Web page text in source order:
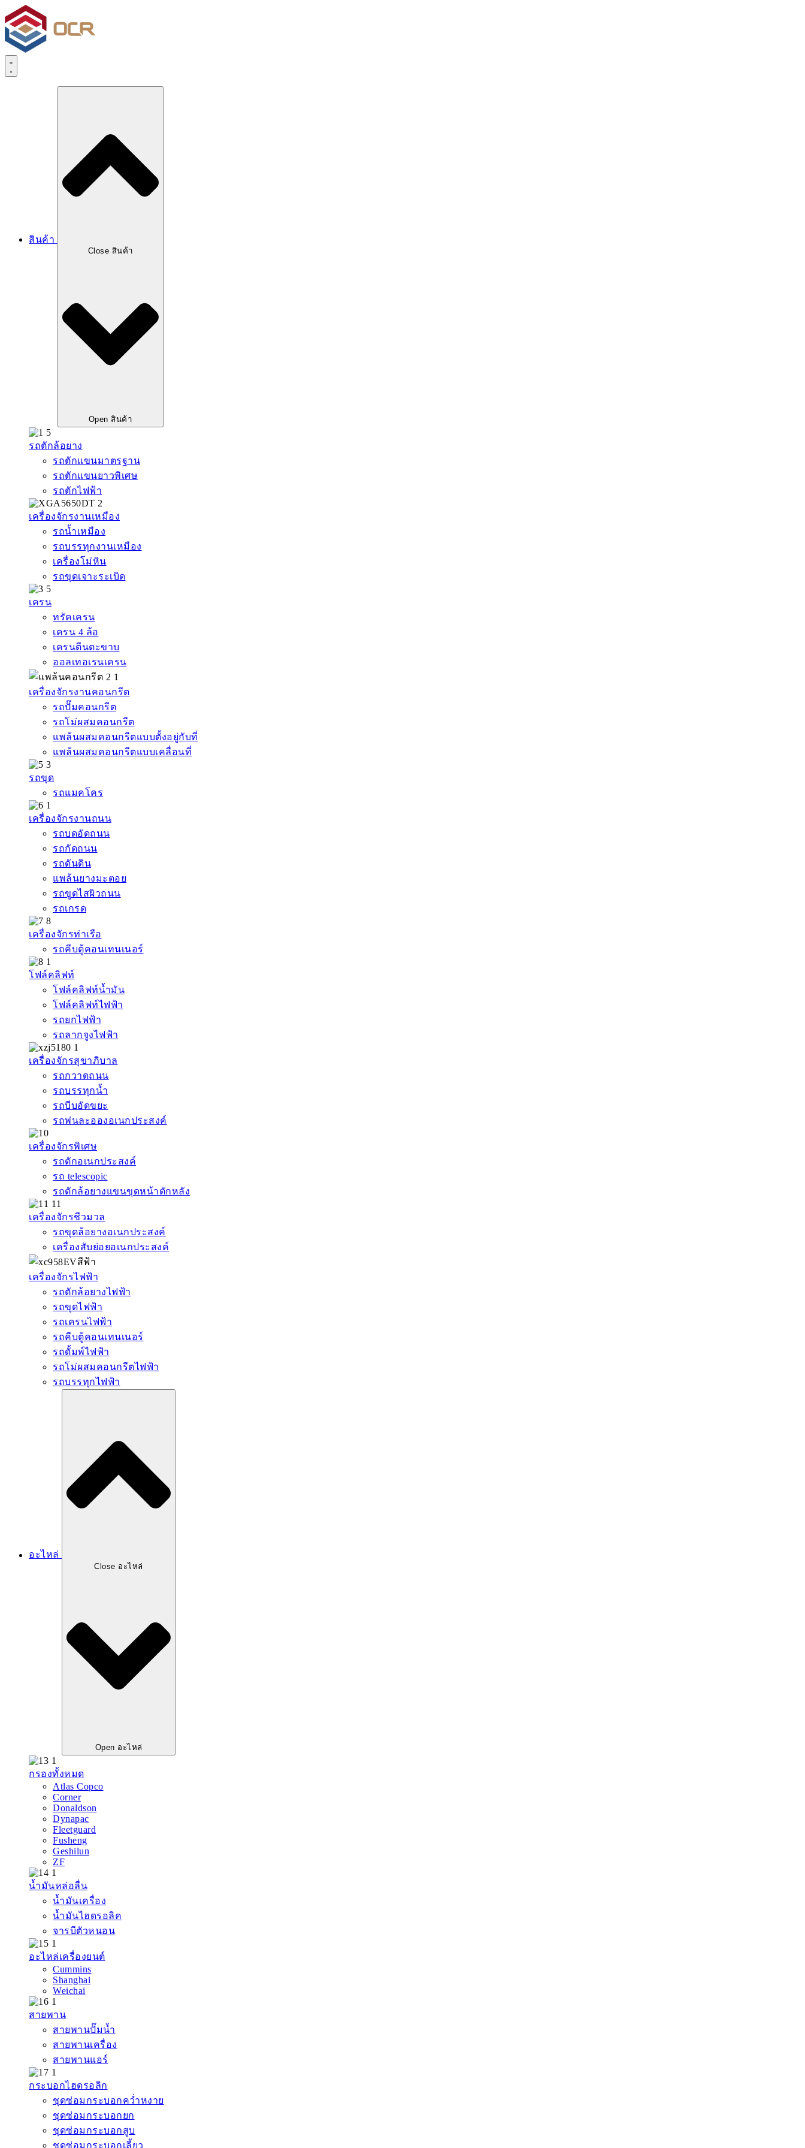
Skip
to
content
สินค้า
Close สินค้า
Open สินค้า
รถตักล้อยาง
รถตักแขนมาตรฐาน
รถตักแขนยาวพิเศษ
รถตักไฟฟ้า
เครื่องจักรงานเหมือง
รถน้ำเหมือง
รถบรรทุกงานเหมือง
เครื่องโม่หิน
รถขุดเจาะระเบิด
เครน
ทรัคเครน
เครน 4 ล้อ
เครนตีนตะขาบ
ออลเทอเรนเครน
เครื่องจักรงานคอนกรีต
รถปั๊มคอนกรีต
รถโม่ผสมคอนกรีต
แพล้นผสมคอนกรีตแบบตั้งอยู่กับที่
แพล้นผสมคอนกรีตแบบเคลื่อนที่
รถขุด
รถแมคโคร
เครื่องจักรงานถนน
รถบดอัดถนน
รถกัดถนน
รถดันดิน
แพล้นยางมะตอย
รถขูดไสผิวถนน
รถเกรด
เครื่องจักรท่าเรือ
รถคีบตู้คอนเทนเนอร์
โฟล์คลิฟท์
โฟล์คลิฟท์น้ำมัน
โฟล์คลิฟท์ไฟฟ้า
รถยกไฟฟ้า
รถลากจูงไฟฟ้า
เครื่องจักรสุขาภิบาล
รถกวาดถนน
รถบรรทุกน้ำ
รถบีบอัดขยะ
รถพ่นละอองอเนกประสงค์
เครื่องจักรพิเศษ
รถตักอเนกประสงค์
รถ telescopic
รถตักล้อยางแขนขุดหน้าตักหลัง
เครื่องจักรชีวมวล
รถขุดล้อยางอเนกประสงค์
เครื่องสับย่อยอเนกประสงค์
เครื่องจักรไฟฟ้า
รถตักล้อยางไฟฟ้า
รถขุดไฟฟ้า
รถเครนไฟฟ้า
รถคีบตู้คอนเทนเนอร์
รถดั้มพ์ไฟฟ้า
รถโม่ผสมคอนกรีตไฟฟ้า
รถบรรทุกไฟฟ้า
อะไหล่
Close อะไหล่
Open อะไหล่
กรองทั้งหมด
Atlas Copco
Corner
Donaldson
Dynapac
Fleetguard
Fusheng
Geshilun
ZF
น้ำมันหล่อลื่น
น้ำมันเครื่อง
น้ำมันไฮดรอลิค
จารบีตัวหนอน
อะไหล่เครื่องยนต์
Cummins
Shanghai
Weichai
สายพาน
สายพานปั๊มน้ำ
สายพานเครื่อง
สายพานแอร์
กระบอกไฮดรอลิก
ชุดซ่อมกระบอกคว่ำหงาย
ชุดซ่อมกระบอกยก
ชุดซ่อมกระบอกสูบ
ชุดซ่อมกระบอกเลี้ยว